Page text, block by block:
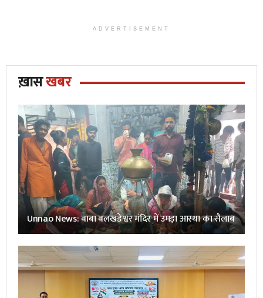
ADVERTISEMENT
ख़ासखबर
Unnao News: बाबा बलखंडेश्वर मंदिर में उमड़ा आस्था का सैलाब